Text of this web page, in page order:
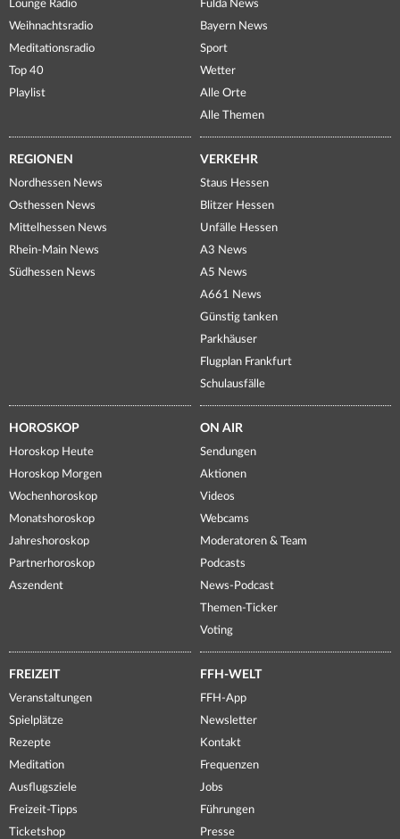
Lounge Radio
Weihnachtsradio
Meditationsradio
Top 40
Playlist
Fulda News
Bayern News
Sport
Wetter
Alle Orte
Alle Themen
REGIONEN
Nordhessen News
Osthessen News
Mittelhessen News
Rhein-Main News
Südhessen News
VERKEHR
Staus Hessen
Blitzer Hessen
Unfälle Hessen
A3 News
A5 News
A661 News
Günstig tanken
Parkhäuser
Flugplan Frankfurt
Schulausfälle
HOROSKOP
Horoskop Heute
Horoskop Morgen
Wochenhoroskop
Monatshoroskop
Jahreshoroskop
Partnerhoroskop
Aszendent
ON AIR
Sendungen
Aktionen
Videos
Webcams
Moderatoren & Team
Podcasts
News-Podcast
Themen-Ticker
Voting
FREIZEIT
Veranstaltungen
Spielplätze
Rezepte
Meditation
Ausflugsziele
Freizeit-Tipps
Ticketshop
FFH-WELT
FFH-App
Newsletter
Kontakt
Frequenzen
Jobs
Führungen
Presse